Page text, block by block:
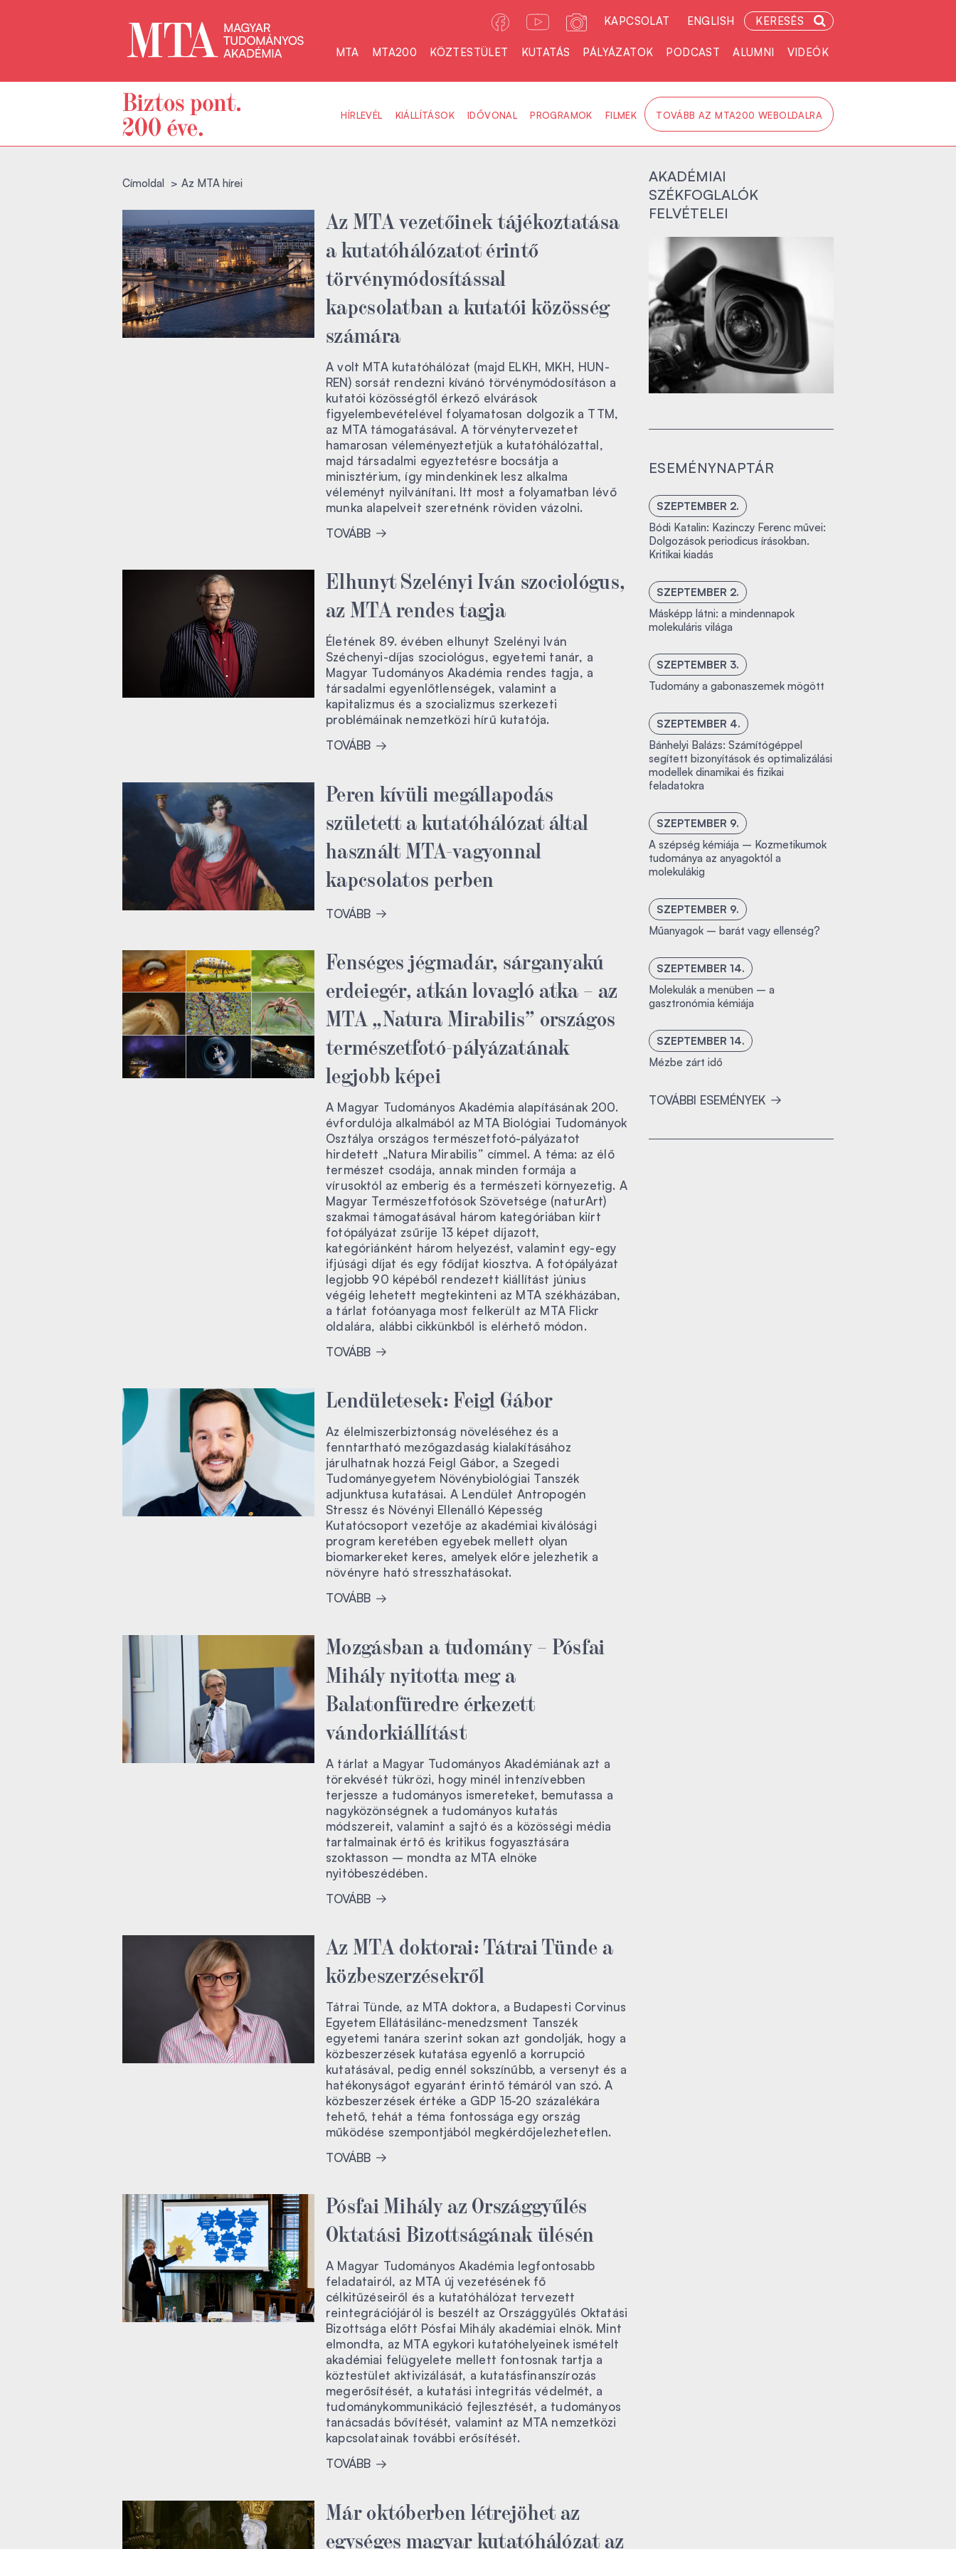
KAPCSOLAT ENGLISH KERESÉS
MTA MTA200 KÖZTESTÜLET KUTATÁS PÁLYÁZATOK PODCAST ALUMNI VIDEÓK
HÍRLEVÉL KIÁLLÍTÁSOK IDŐVONAL PROGRAMOK FILMEK TOVÁBB AZ MTA200 WEBOLDALRA
Címoldal Az MTA hírei
Az MTA vezetőinek tájékoztatása
a kutatóhálózatot érintő
törvénymódosítással
kapcsolatban a kutatói közösség
számára
A volt MTA kutatóhálózat (majd ELKH, MKH, HUN-
REN) sorsát rendezni kívánó törvénymódosításon a
kutatói közösségtől érkező elvárások
figyelembevételével folyamatosan dolgozik a TTM,
az MTA támogatásával. A törvénytervezetet
hamarosan véleményeztetjük a kutatóhálózattal,
majd társadalmi egyeztetésre bocsátja a
minisztérium, így mindenkinek lesz alkalma
véleményt nyilvánítani. Itt most a folyamatban lévő
munka alapelveit szeretnénk röviden vázolni.
TOVÁBB
Elhunyt Szelényi Iván szociológus,
az MTA rendes tagja
Életének 89. évében elhunyt Szelényi Iván
Széchenyi-díjas szociológus, egyetemi tanár, a
Magyar Tudományos Akadémia rendes tagja, a
társadalmi egyenlőtlenségek, valamint a
kapitalizmus és a szocializmus szerkezeti
problémáinak nemzetközi hírű kutatója.
TOVÁBB
Peren kívüli megállapodás
született a kutatóhálózat által
használt MTA-vagyonnal
kapcsolatos perben
TOVÁBB
Fenséges jégmadár, sárganyakú
erdeiegér, atkán lovagló atka – az
MTA „Natura Mirabilis” országos
természetfotó-pályázatának
legjobb képei
A Magyar Tudományos Akadémia alapításának 200.
évfordulója alkalmából az MTA Biológiai Tudományok
Osztálya országos természetfotó-pályázatot
hirdetett „Natura Mirabilis” címmel. A téma: az élő
természet csodája, annak minden formája a
vírusoktól az emberig és a természeti környezetig. A
Magyar Természetfotósok Szövetsége (naturArt)
szakmai támogatásával három kategóriában kiírt
fotópályázat zsűrije 13 képet díjazott,
kategóriánként három helyezést, valamint egy-egy
ifjúsági díjat és egy fődíjat kiosztva. A fotópályázat
legjobb 90 képéből rendezett kiállítást június
végéig lehetett megtekinteni az MTA székházában,
a tárlat fotóanyaga most felkerült az MTA Flickr
oldalára, alábbi cikkünkből is elérhető módon.
TOVÁBB
Lendületesek: Feigl Gábor
Az élelmiszerbiztonság növeléséhez és a
fenntartható mezőgazdaság kialakításához
járulhatnak hozzá Feigl Gábor, a Szegedi
Tudományegyetem Növénybiológiai Tanszék
adjunktusa kutatásai. A Lendület Antropogén
Stressz és Növényi Ellenálló Képesség
Kutatócsoport vezetője az akadémiai kiválósági
program keretében egyebek mellett olyan
biomarkereket keres, amelyek előre jelezhetik a
növényre ható stresszhatásokat.
TOVÁBB
Mozgásban a tudomány – Pósfai
Mihály nyitotta meg a
Balatonfüredre érkezett
vándorkiállítást
A tárlat a Magyar Tudományos Akadémiának azt a
törekvését tükrözi, hogy minél intenzívebben
terjessze a tudományos ismereteket, bemutassa a
nagyközönségnek a tudományos kutatás
módszereit, valamint a sajtó és a közösségi média
tartalmainak értő és kritikus fogyasztására
szoktasson – mondta az MTA elnöke
nyitóbeszédében.
TOVÁBB
Az MTA doktorai: Tátrai Tünde a
közbeszerzésekről
Tátrai Tünde, az MTA doktora, a Budapesti Corvinus
Egyetem Ellátásilánc-menedzsment Tanszék
egyetemi tanára szerint sokan azt gondolják, hogy a
közbeszerzések kutatása egyenlő a korrupció
kutatásával, pedig ennél sokszínűbb, a versenyt és a
hatékonyságot egyaránt érintő témáról van szó. A
közbeszerzések értéke a GDP 15-20 százalékára
tehető, tehát a téma fontossága egy ország
működése szempontjából megkérdőjelezhetetlen.
TOVÁBB
Pósfai Mihály az Országgyűlés
Oktatási Bizottságának ülésén
A Magyar Tudományos Akadémia legfontosabb
feladatairól, az MTA új vezetésének fő
célkitűzéseiről és a kutatóhálózat tervezett
reintegrációjáról is beszélt az Országgyűlés Oktatási
Bizottsága előtt Pósfai Mihály akadémiai elnök. Mint
elmondta, az MTA egykori kutatóhelyeinek ismételt
akadémiai felügyelete mellett fontosnak tartja a
köztestület aktivizálását, a kutatásfinanszírozás
megerősítését, a kutatási integritás védelmét, a
tudománykommunikáció fejlesztését, a tudományos
tanácsadás bővítését, valamint az MTA nemzetközi
kapcsolatainak további erősítését.
TOVÁBB
Már októberben létrejöhet az
egységes magyar kutatóhálózat az
AKADÉMIAI
SZÉKFOGLALÓK
FELVÉTELEI
ESEMÉNYNAPTÁR
SZEPTEMBER 2.
Bódi Katalin: Kazinczy Ferenc művei:
Dolgozások periodicus írásokban.
Kritikai kiadás
SZEPTEMBER 2.
Másképp látni: a mindennapok
molekuláris világa
SZEPTEMBER 3.
Tudomány a gabonaszemek mögött
SZEPTEMBER 4.
Bánhelyi Balázs: Számítógéppel
segített bizonyítások és optimalizálási
modellek dinamikai és fizikai
feladatokra
SZEPTEMBER 9.
A szépség kémiája – Kozmetikumok
tudománya az anyagoktól a
molekulákig
SZEPTEMBER 9.
Műanyagok – barát vagy ellenség?
SZEPTEMBER 14.
Molekulák a menüben – a
gasztronómia kémiája
SZEPTEMBER 14.
Mézbe zárt idő
TOVÁBBI ESEMÉNYEK